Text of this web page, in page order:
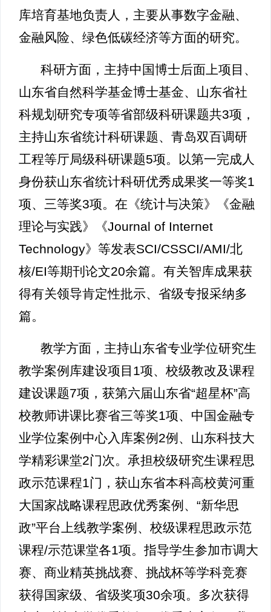
库培育基地负责人，主要从事数字金融、
金融风险、绿色低碳经济等方面的研究。
科研方面，主持中国博士后面上项目、
山东省自然科学基金博士基金、山东省社
科规划研究专项等省部级科研课题共3项，
主持山东省统计科研课题、青岛双百调研
工程等厅局级科研课题5项。以第一完成人
身份获山东省统计科研优秀成果奖一等奖1
项、三等奖3项。在《统计与决策》《金融
理论与实践》《Journal of Internet
Technology》等发表SCI/CSSCI/AMI/北
核/EI等期刊论文20余篇。有关智库成果获
得有关领导肯定性批示、省级专报采纳多
篇。
教学方面，主持山东省专业学位研究生
教学案例库建设项目1项、校级教改及课程
建设课题7项，获第六届山东省“超星杯”高
校教师讲课比赛省三等奖1项、中国金融专
业学位案例中心入库案例2例、山东科技大
学精彩课堂2门次。承担校级研究生课程思
政示范课程1门，获山东省本科高校黄河重
大国家战略课程思政优秀案例、“新华思
政”平台上线教学案例、校级课程思政示范
课程/示范课堂各1项。指导学生参加市调大
赛、商业精英挑战赛、挑战杯等学科竞赛
获得国家级、省级奖项30余项。多次获得